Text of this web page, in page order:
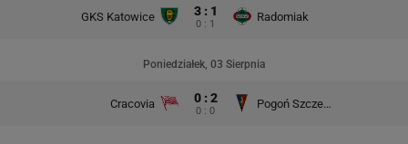
GKS Katowice 3 : 1
0 : 1
Radomiak
Poniedziałek, 03 Sierpnia
Cracovia 0 : 2
0 : 0
Pogoń Szczecin